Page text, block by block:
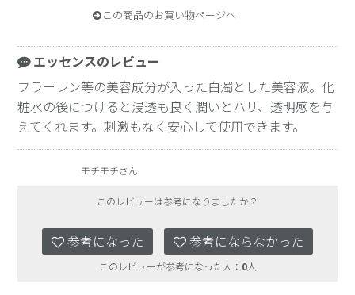
この商品のお買い物ページへ
エッセンスのレビュー
フラーレン等の美容成分が入った白濁とした美容液。化
粧水の後につけると浸透も良く潤いとハリ、透明感を与
えてくれます。刺激もなく安心して使用できます。
モチモチさん
このレビューは参考になりましたか？
参考になった 参考にならなかった
このレビューが参考になった人： 0人